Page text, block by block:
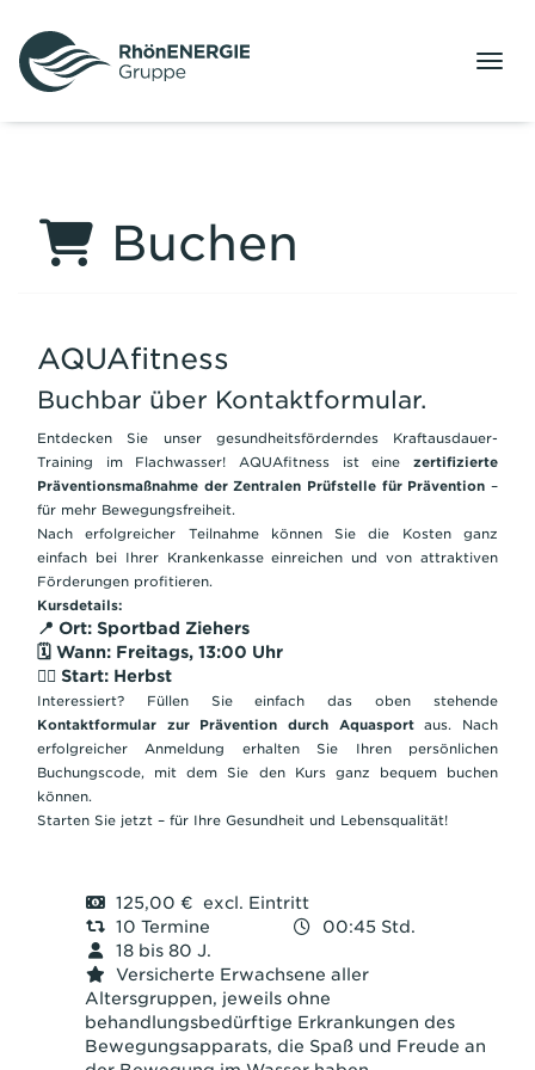
Buchen
AQUAfitness
Buchbar über Kontaktformular.
Entdecken Sie unser gesundheitsförderndes Kraftausdauer-
Training im Flachwasser! AQUAfitness ist eine zertifizierte
Präventionsmaßnahme der Zentralen Prüfstelle für Prävention –
für mehr Bewegungsfreiheit.
Nach erfolgreicher Teilnahme können Sie die Kosten ganz
einfach bei Ihrer Krankenkasse einreichen und von attraktiven
Förderungen profitieren.
Kursdetails:
📍 Ort: Sportbad Ziehers
🗓️ Wann: Freitags, 13:00 Uhr
🏃‍♂️ Start: Herbst
Interessiert? Füllen Sie einfach das oben stehende
Kontaktformular zur Prävention durch Aquasportaus. Nach
erfolgreicher Anmeldung erhalten Sie Ihren persönlichen
Buchungscode, mit dem Sie den Kurs ganz bequem buchen
können.
Starten Sie jetzt – für Ihre Gesundheit und Lebensqualität!
125,00 € excl. Eintritt
10 Termine
00:45 Std.
18 bis 80 J.
Versicherte Erwachsene aller
Altersgruppen, jeweils ohne
behandlungsbedürftige Erkrankungen des
Bewegungsapparats, die Spaß und Freude an